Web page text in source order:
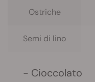
Ostriche
Semi di lino
- Cioccolato